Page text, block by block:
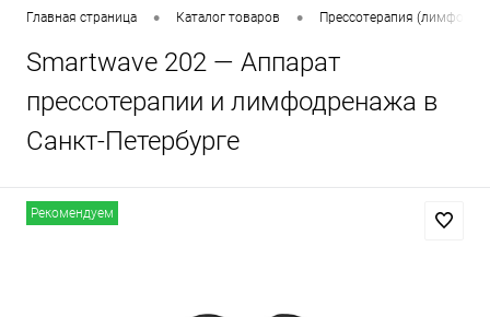
Главная страница • Каталог товаров • Прессотерапия
Smartwave 202 — Аппарат
прессотерапии и лимфодренажа в
Санкт-Петербурге
Рекомендуем